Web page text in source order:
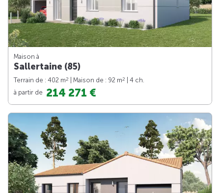
Maison à
Sallertaine (85)
Terrain de : 402 m2 | Maison de : 92 m2
| 4 ch.
à partir de 214 271 €